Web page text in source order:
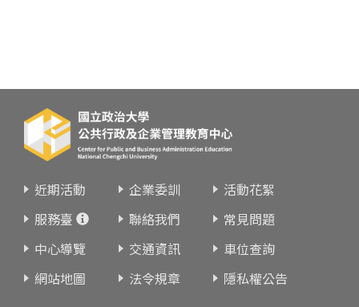
近期活動 企業委訓
活動花絮
服務臺
聯絡我們
常見問題
中心導覽
交通資訊
車位查詢
網站地圖
法令規章
隱私權公告